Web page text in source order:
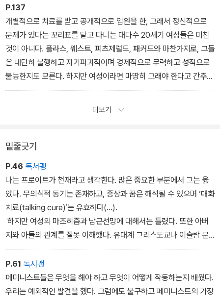
다른 사람을 사랑하는 토대가 된다. 가부장제의 속박에서 벗어나 자
유로워지기란 쉬운 일이 아니다. 가부장제의 속박으로부터 벗어나려
는 투쟁은 기적과도 같은 작업이자 평생의 과업이다. 내재화된 자기
혐오와 여성과 아이들에 대한 폭력으로부터 도망친, 혹은 그런 것에
맞서 싸우고 있는 여성을 어떻게 도와주어야 하는지 알고 있는 사람
은 거의 없다.
P.137
개별적으로 치료를 받고 공개적으로 입원을 한, 그래서 정신적으로
문제가 있다는 꼬리표를 달고 다니는 대다수 20세기 여성들은 미친
것이 아니다. 플라스, 웨스트, 피츠제럴드, 패커드와 마찬가지로, 그들
은 대단히 불행하고 자기파괴적이며 경제적으로 무력하고 성적으로
불능한지도 모른다. 하지만 여성이라면 마땅히 그래야 한다고 간주되
지 않았던가.
하고 부정되고 두려움의 대상이 된다. 그럼에도 우리 시대의 남성들
적인 것, 즉 무의식적인 사건이나 집단적인 역사의 의미에 다가가거
나 접촉하려고 하지 않는다.
더보기
밑줄긋기
P.46 독서괭
나는 프로이트가 천재라고 생각한다. 많은 중요한 부분에서 그는 옳
았다. 무의식적 동기는 존재하고, 증상과 꿈은 해석될 수 있으며 ‘대화
치료(talking cure)‘는 유효하다(...).
하지만 여성의 마조히즘과 남근선망에 대해서는 틀렸다. 또한 아버
지와 아들의 관계를 잘못 이해했다. 유대계 그리스도교나 이슬람 문
화에서 실제로나 심리적으로나 죽임을 당하는 쪽은 아들이지 아버지
가 아니다. 프로이트는 어머니와 딸의 관계를 이해하지 못했을 뿐 아
니라 어머니와 아들의 관계도 이해하지 못했다. 천재 프로이트도 자
기 시대의 가부장제를 초월하지 못했던 것이다. 누군들 자기 시대를
P.61 독서괭
페미니스트들은 무엇을 해야 하고 무엇이 어떻게 작동하는지 배웠다.
우리는 예외적인 발견을 했다. 그럼에도 불구하고 페미니스트의 가장